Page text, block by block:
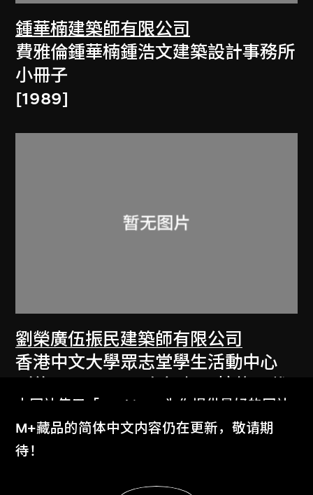
鍾華楠建築師有限公司
費雅倫鍾華楠鍾浩文建築設計事務所
小冊子
[1989]
劉榮廣伍振民建築師有限公司
香港中文大學眾志堂學生活動中心
報
1978年，[2000年代]數碼化
本网站使用「Cookies」为你提供最好的网站
体验。
了解更多
M+藏品的简体中文内容仍在更新，敬请期
待！
显示更多